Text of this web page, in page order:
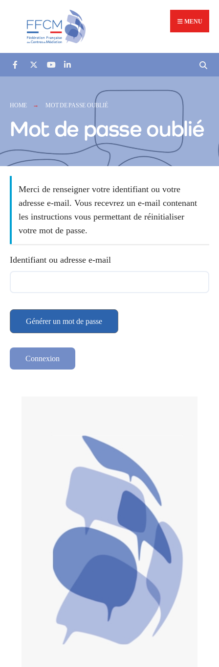
MENU
HOME MOT DE PASSE OUBLIÉ
Mot de passe oublié
Merci de renseigner votre identifiant ou votre
adresse e-mail. Vous recevrez un e-mail contenant
les instructions vous permettant de réinitialiser
votre mot de passe.
Identifiant ou adresse e-mail
Générer un mot de passe
Connexion